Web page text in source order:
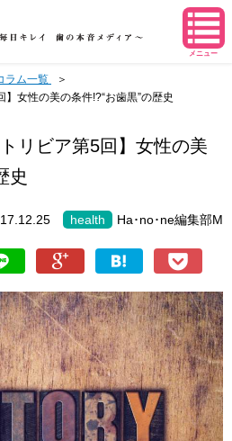
メニュー
ラム一覧
】女性の美の条件!?“お歯黒”の歴史
リビア第5回】女性の美
史
health Ha･no･ne編集部M